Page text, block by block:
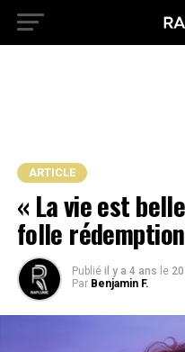
ARTICLE
« La vie est
folle
Publié il y a 4 ans le
Par Benjamin F.